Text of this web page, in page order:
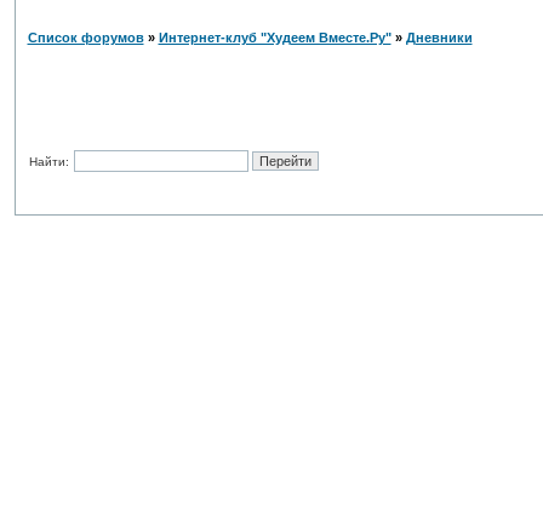
Список форумов» Интернет-клуб "Худеем Вместе.Ру"» Дневники
Найти: